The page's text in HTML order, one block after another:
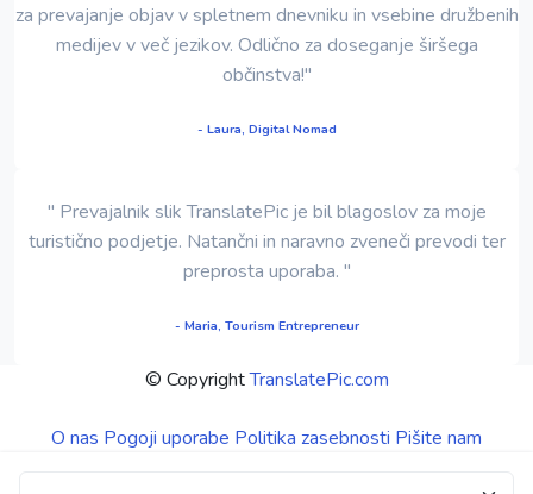
za prevajanje objav v spletnem dnevniku in vsebine družbenih
medijev v več jezikov. Odlično za doseganje širšega
občinstva!"
- Laura, Digital Nomad
" Prevajalnik slik TranslatePic je bil blagoslov za moje
turistično podjetje. Natančni in naravno zveneči prevodi ter
preprosta uporaba. "
- Maria, Tourism Entrepreneur
© CopyrightTranslatePic.com
O nas Pogoji uporabe Politika zasebnosti Pišite nam